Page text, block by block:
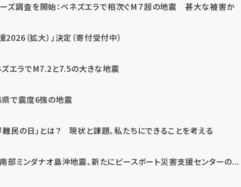
ズ調査を開始：ベネズエラで相次ぐM７超の地震 甚大な被害か
（拡大）」決定（寄付受付中）
ズエラでM7.2と7.5の大きな地震
県で震度6強の地震
難民の日」とは？ 現状と課題、私たちにできることを考える
南部ミンダナオ島沖地震、新たにピースボート災害支援センターの...